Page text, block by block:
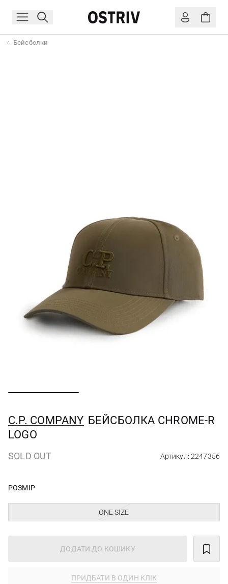
Бейсболки
C.P. COMPANY БЕЙСБОЛКА CHROME-R
LOGO
SOLD OUT Артикул: 2247356
РОЗМІР
ONE SIZE
ДОДАТИ ДО КОШИКУ
ПРИДБАТИ В ОДИН КЛІК